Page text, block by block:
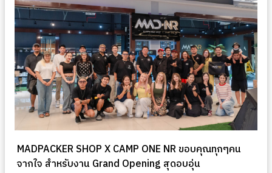
MADPACKER SHOP X CAMP ONE NR ขอบคุณทุกๆคน
จากใจ สำหรับงาน Grand Opening สุดอบอุ่น